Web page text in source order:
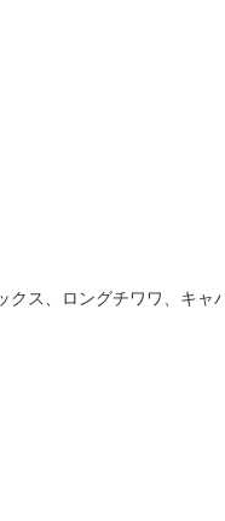
クス、ロングチワワ、キ